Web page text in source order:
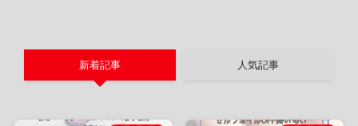
新着記事 人気記事